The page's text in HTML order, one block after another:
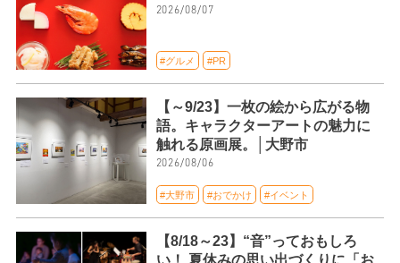
2026/08/07
#グルメ #PR
【～9/23】一枚の絵から広がる物
語。キャラクターアートの魅力に
触れる原画展。│大野市
2026/08/06
#大野市 #おでかけ #イベント
【8/18～23】“音”っておもしろ
い！ 夏休みの思い出づくりに「お